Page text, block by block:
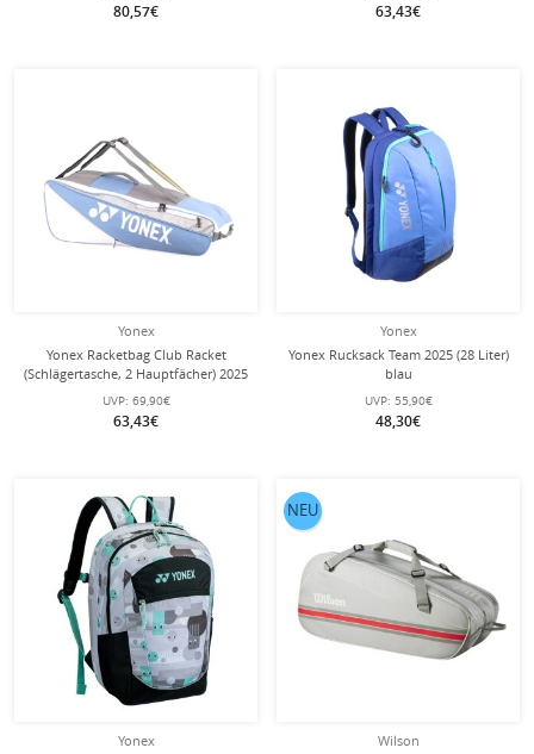
80,57€ 63,43€
Yonex
Yonex Racketbag Club Racket
(Schlägertasche, 2 Hauptfächer) 2025
hellblau 6er
UVP: 69,90€
63,43€
Yonex
Yonex Rucksack Team 2025 (28 Liter)
blau
UVP: 55,90€
48,30€
Yonex
Wilson
NEU